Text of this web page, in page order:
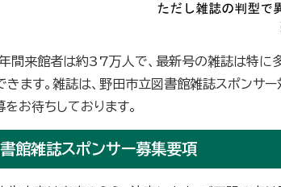
間来館者は約37万人で、最新号の雑誌は特に
きます。雑誌は、野田市立図書館雑誌スポンサ
をお待ちしております。
館雑誌スポンサー募集要項